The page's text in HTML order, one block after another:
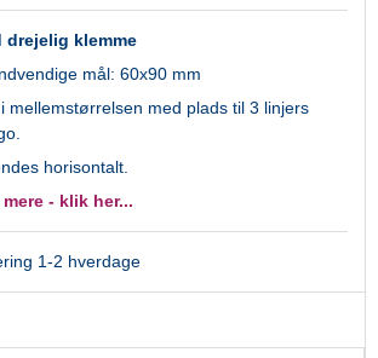
drejelig klemme
mål: 60x90 mm
mellemstørrelsen med plads til 3 linjers
horisontalt.
- klik her...
1-2 hverdage